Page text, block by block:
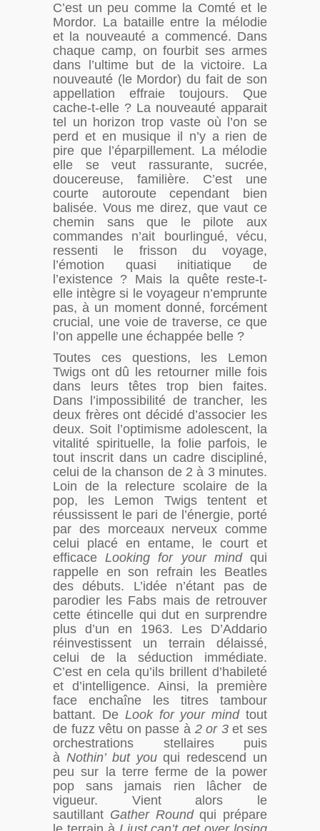
C’est un peu comme la Comté et le
Mordor. La bataille entre la mélodie
et la nouveauté a commencé. Dans
chaque camp, on fourbit ses armes
dans l’ultime but de la victoire. La
nouveauté (le Mordor) du fait de son
appellation effraie toujours. Que
cache-t-elle ? La nouveauté apparait
tel un horizon trop vaste où l’on se
perd et en musique il n’y a rien de
pire que l’éparpillement. La mélodie
elle se veut rassurante, sucrée,
doucereuse, familière. C’est une
courte autoroute cependant bien
balisée. Vous me direz, que vaut ce
chemin sans que le pilote aux
commandes n’ait bourlingué, vécu,
ressenti le frisson du voyage,
l’émotion quasi initiatique de
l’existence ? Mais la quête reste-t-
elle intègre si le voyageur n’emprunte
pas, à un moment donné, forcément
crucial, une voie de traverse, ce que
l’on appelle une échappée belle ?
Toutes ces questions, les Lemon
Twigs ont dû les retourner mille fois
dans leurs têtes trop bien faites.
Dans l’impossibilité de trancher, les
deux frères ont décidé d’associer les
deux. Soit l’optimisme adolescent, la
vitalité spirituelle, la folie parfois, le
tout inscrit dans un cadre discipliné,
celui de la chanson de 2 à 3 minutes.
Loin de la relecture scolaire de la
pop, les Lemon Twigs tentent et
réussissent le pari de l’énergie, porté
par des morceaux nerveux comme
celui placé en entame, le court et
efficaceLooking for your mindqui
rappelle en son refrain les Beatles
des débuts. L’idée n’étant pas de
parodier les Fabs mais de retrouver
cette étincelle qui dut en surprendre
plus d’un en 1963. Les D’Addario
réinvestissent un terrain délaissé,
celui de la séduction immédiate.
C’est en cela qu’ils brillent d’habileté
et d’intelligence. Ainsi, la première
face enchaîne les titres tambour
battant. De Look for your mindtout
de fuzz vêtu on passe à 2 or 3et ses
orchestrations stellaires puis
à Nothin’ but youqui redescend un
peu sur la terre ferme de la power
pop sans jamais rien lâcher de
vigueur. Vient alors le
sautillant Gather Roundqui prépare